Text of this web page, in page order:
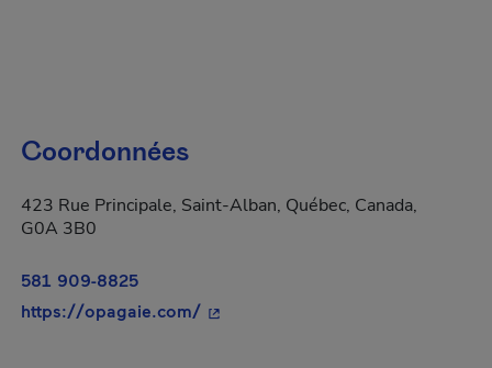
Coordonnées
423 Rue Principale, Saint-Alban, Québec, Canada,
G0A 3B0
581 909-8825
https://opagaie.com/- Cet hyperlien s'ouvrira dans une